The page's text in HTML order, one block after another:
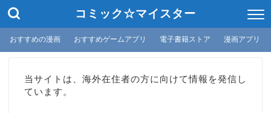
コミック☆マイスター
おすすめの漫画 おすすめゲームアプリ 電子書籍ストア 漫画アプリ
当サイトは、海外在住者の方に向けて情報を発信し
ています。